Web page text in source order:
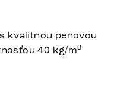
kvalitnou penovou
40 kg/m3